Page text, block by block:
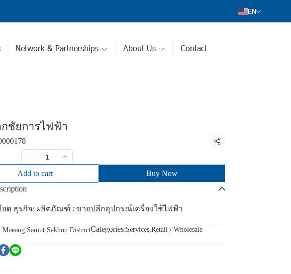
EN
Network & Partnerships About Us Contact
กชัยการไฟฟ้า
Share
Add to cart
Buy Now
ยด ธุรกิจ/ ผลิตภัณฑ์ : ขายปลีกอุปกรณ์เครื่องใช้ไฟฟ้า
Mueang Samut Sakhon DistrictCategories:Services,Retail / Wholesale